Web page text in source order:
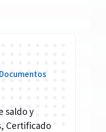
saldo y
Certificado